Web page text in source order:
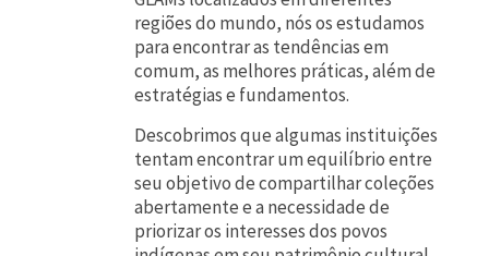
regiões do mundo, nós os estudamos
para encontrar as tendências em
comum, as melhores práticas, além de
estratégias e fundamentos.
Descobrimos que algumas instituições
tentam encontrar um equilíbrio entre
seu objetivo de compartilhar coleções
abertamente e a necessidade de
priorizar os interesses dos povos